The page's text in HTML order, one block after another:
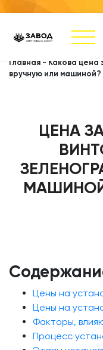
Главная - Какова цена
вручную или машиной?
ЦЕНА
Цены на
Цены на
Факторы,
Процесс